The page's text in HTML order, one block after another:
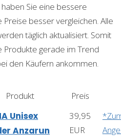
Sie eine bessere
besser vergleichen. Alle
täglich aktualisiert. Somit
Produkte gerade im Trend
den Käufern ankommen.
Produkt
Preis
Unisex
Anzarun
39,95
EUR